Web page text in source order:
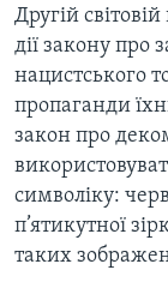
Другій
дії закону про
нацистського
пропаганди
закон про
символіку:
п’ятикутної
таких